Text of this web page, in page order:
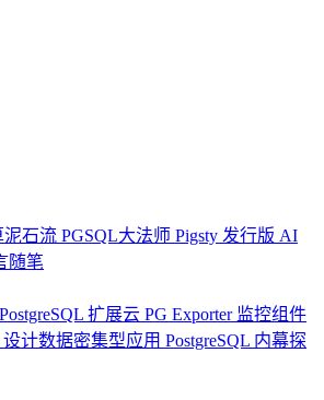
泥石流 PGSQL大法师 Pigsty 发行版 AI
随笔
PostgreSQL 扩展云 PG Exporter 监控组件
设计数据密集型应用 PostgreSQL 内幕探